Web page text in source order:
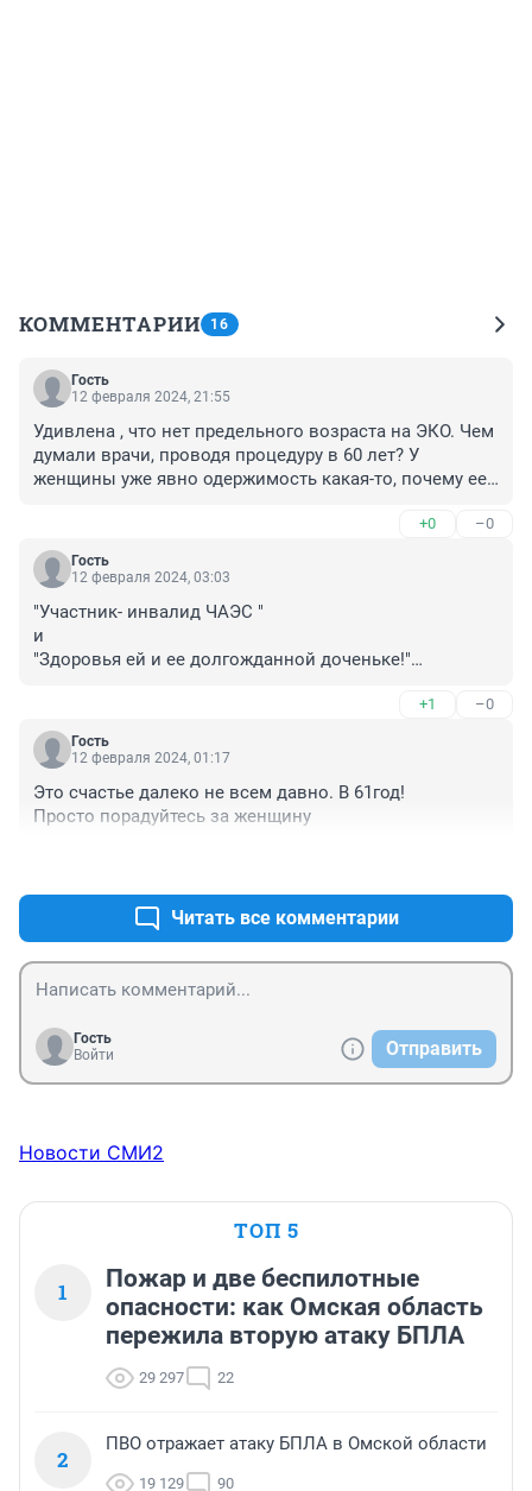
КОММЕНТАРИИ 16
Гость
12 февраля 2024, 21:55
Удивлена , что нет предельного возраста на ЭКО. Чем
думали врачи, проводя процедуру в 60 лет? У
женщины уже явно одержимость какая-то, почему ее
+0 –0
Гость
12 февраля 2024, 03:03
"Участник- инвалид ЧАЭС "
и
"Здоровья ей и ее долгожданной доченьке!"
+1 –0
Гость
12 февраля 2024, 01:17
Это счастье далеко не всем давно. В 61год!
Просто порадуйтесь за женщину
Читать все комментарии
Гость
Войти
Отправить
Новости СМИ2
ТОП 5
1
Пожар и две беспилотные
опасности: как Омская область
пережила вторую атаку БПЛА
29 297 22
2
ПВО отражает атаку БПЛА в Омской области
19 129 90